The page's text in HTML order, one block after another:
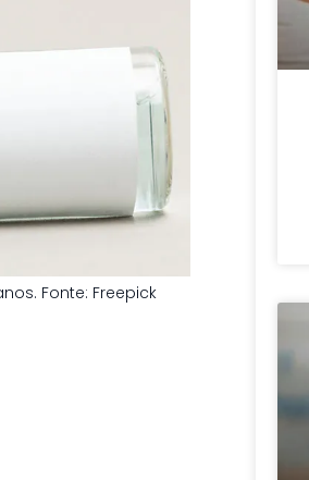
Fonte: Freepick